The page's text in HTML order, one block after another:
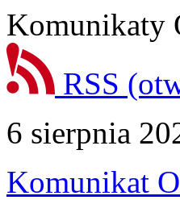
Komunikaty
RSS
6 sierpnia
Komunikat